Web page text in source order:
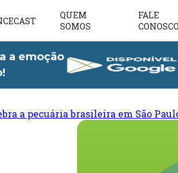
QUEM
SOMOS
FALE
CONOSCO
a emoção
a pecuária brasileira em São